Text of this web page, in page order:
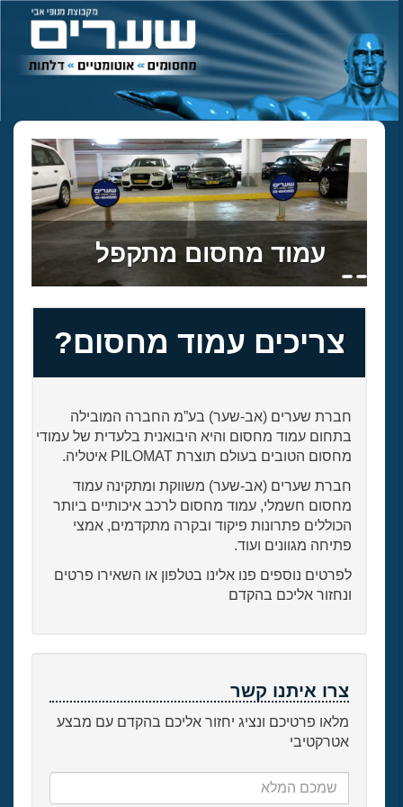
עמוד מחסום מתקפל
צריכים עמוד מחסום?
חברת שערים (אב-שער) בע”מ החברה המובילה
בתחום עמוד מחסום והיא היבואנית בלעדית של עמודי
מחסום הטובים בעולם תוצרת PILOMAT איטליה.
חברת שערים (אב-שער) משווקת ומתקינה עמוד
מחסום חשמלי, עמוד מחסום לרכב איכותיים ביותר
הכוללים פתרונות פיקוד ובקרה מתקדמים, אמצי
פתיחה מגוונים ועוד.
לפרטים נוספים פנו אלינו בטלפון או השאירו פרטים
ונחזור אליכם בהקדם
צרו איתנו קשר
מלאו פרטיכם ונציג יחזור אליכם בהקדם עם מבצע
אטרקטיבי
שמכם
המלא